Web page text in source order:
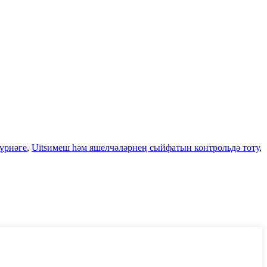
, Uitsимеш һәм яшелчәләрнең сыйфатын контрольдә тоту,